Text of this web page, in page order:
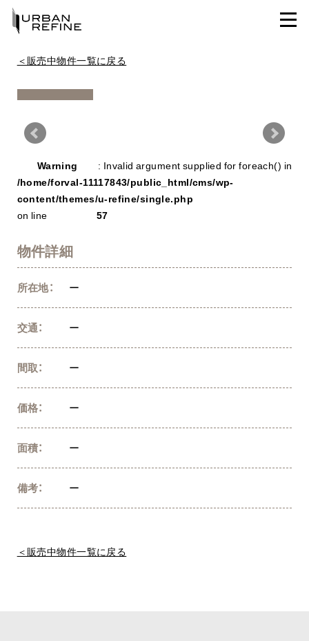
＜販売中物件一覧に戻る
Warning
: Invalid argument supplied for foreach() in
/home/forval-11117843/public_html/cms/wp-
content/themes/u-refine/single.php
on line
57
物件詳細
所在地： ー
交通： ー
間取： ー
価格： ー
面積： ー
備考： ー
＜販売中物件一覧に戻る